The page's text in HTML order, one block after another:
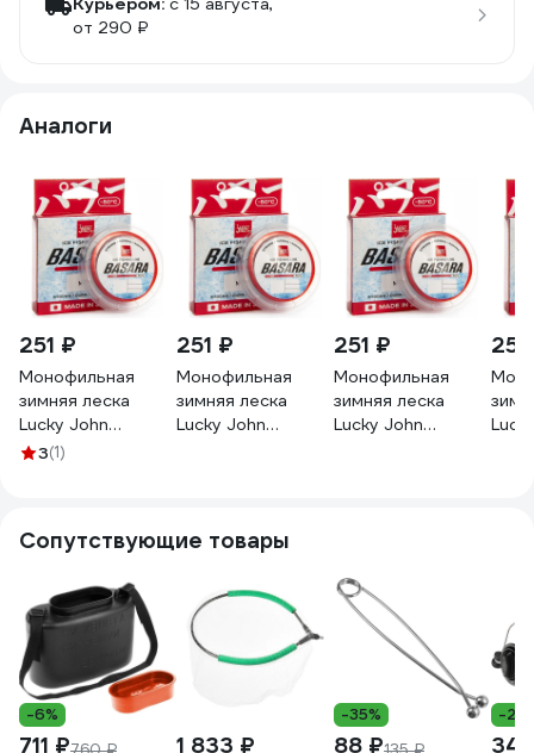
от 290 ₽
Аналоги
251 ₽
Монофильная
зимняя леска
Lucky John
BASARA Red 30 м,
3(1)
251 ₽
Монофильная
зимняя леска
Lucky John
251 ₽
Монофильная
зимняя леска
Lucky John
Сопутствующие товары
-6%
711 ₽ 1 833 ₽
-35%
88 ₽
-